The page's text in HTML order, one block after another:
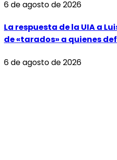
6 de agosto de 2026
La respuesta de la UIA a
de «tarados» a quienes
6 de agosto de 2026